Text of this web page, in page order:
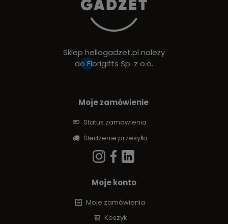
Sklep hellogadzet.pl należy
do Fiorigifts Sp. z o.o.
Moje zamówienie
Status zamówienia
Śledzenie przesyłki
Moje konto
Moje zamówienia
Koszyk